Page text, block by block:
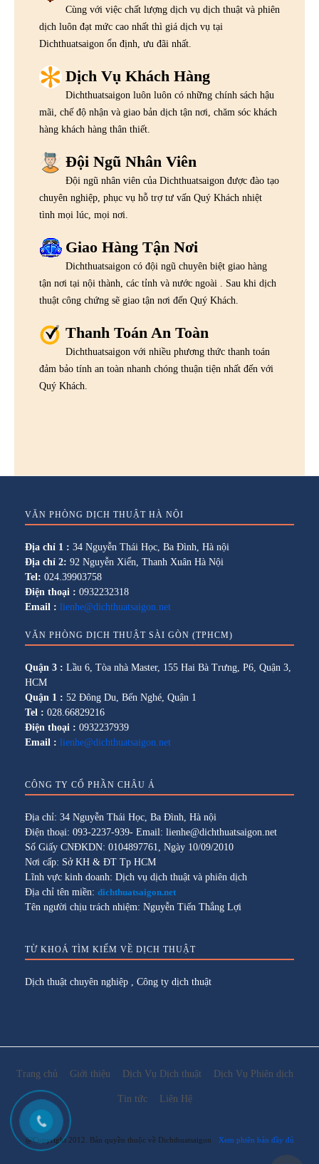
Cùng với việc chất lượng dịch vụ dịch thuật và phiên
dịch luôn đạt mức cao nhất thì giá dịch vụ tại
Dichthuatsaigon ổn định, ưu đãi nhất.
Dịch Vụ Khách Hàng
Dichthuatsaigon luôn luôn có những chính sách hậu
mãi, chế độ nhận và giao bản dịch tận nơi, chăm sóc khách
hàng khách hàng thân thiết.
Đội Ngũ Nhân Viên
Đội ngũ nhân viên của Dichthuatsaigon được đào tạo
chuyên nghiệp, phục vụ hỗ trợ tư vấn Quý Khách nhiệt
tình mọi lúc, mọi nơi.
Giao Hàng Tận Nơi
Dichthuatsaigon có đội ngũ chuyên biệt giao hàng
tận nơi tại nội thành, các tỉnh và nước ngoài . Sau khi dịch
thuật công chứng sẽ giao tận nơi đến Quý Khách.
Thanh Toán An Toàn
Dichthuatsaigon với nhiều phương thức thanh toán
đảm bảo tính an toàn nhanh chóng thuận tiện nhất đến với
Quý Khách.
VĂN PHÒNG DỊCH THUẬT HÀ NỘI
Địa chỉ 1 : 34 Nguyễn Thái Học, Ba Đình, Hà nội
Địa chỉ 2: 92 Nguyễn Xiển, Thanh Xuân Hà Nội
Tel: 024.39903758
Điện thoại : 0932232318
Email : lienhe@dichthuatsaigon.net
VĂN PHÒNG DỊCH THUẬT SÀI GÒN (TPHCM)
Quận 3 : Lầu 6, Tòa nhà Master, 155 Hai Bà Trưng, P6, Quận 3,
HCM
Quận 1 : 52 Đông Du, Bến Nghé, Quận 1
Tel : 028.66829216
Điện thoại : 0932237939
Email : lienhe@dichthuatsaigon.net
CÔNG TY CỔ PHẦN CHÂU Á
Địa chỉ: 34 Nguyễn Thái Học, Ba Đình, Hà nội
Điện thoại: 093-2237-939- Email: lienhe@dichthuatsaigon.net
Số Giấy CNĐKDN: 0104897761, Ngày 10/09/2010
Nơi cấp: Sở KH & ĐT Tp HCM
Lĩnh vực kinh doanh: Dịch vụ dịch thuật và phiên dịch
Địa chỉ tên miền: dichthuatsaigon.net
Tên người chịu trách nhiệm: Nguyễn Tiến Thắng Lợi
TỪ KHOÁ TÌM KIẾM VỀ DỊCH THUẬT
Dịch thuật chuyên nghiệp Công ty dịch thuật
Trang chủ Giới thiệu Dịch Vụ Dịch thuật Dịch Vụ Phiên dịch
Tin tức Liên Hệ
@Copyright 2012. Bản quyền thuộc về Dichthuatsaigon Xem phiên bản đầy đủ